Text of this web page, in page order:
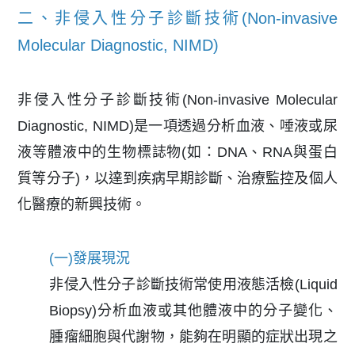
二、非侵入性分子診斷技術(Non-invasive
Molecular Diagnostic, NIMD)
非侵入性分子診斷技術(Non-invasive Molecular
Diagnostic, NIMD)是一項透過分析血液、唾液或尿
液等體液中的生物標誌物(如：DNA、RNA與蛋白
質等分子)，以達到疾病早期診斷、治療監控及個人
化醫療的新興技術。
(一)發展現況
非侵入性分子診斷技術常使用液態活檢(Liquid
Biopsy)分析血液或其他體液中的分子變化、
腫瘤細胞與代謝物，能夠在明顯的症狀出現之